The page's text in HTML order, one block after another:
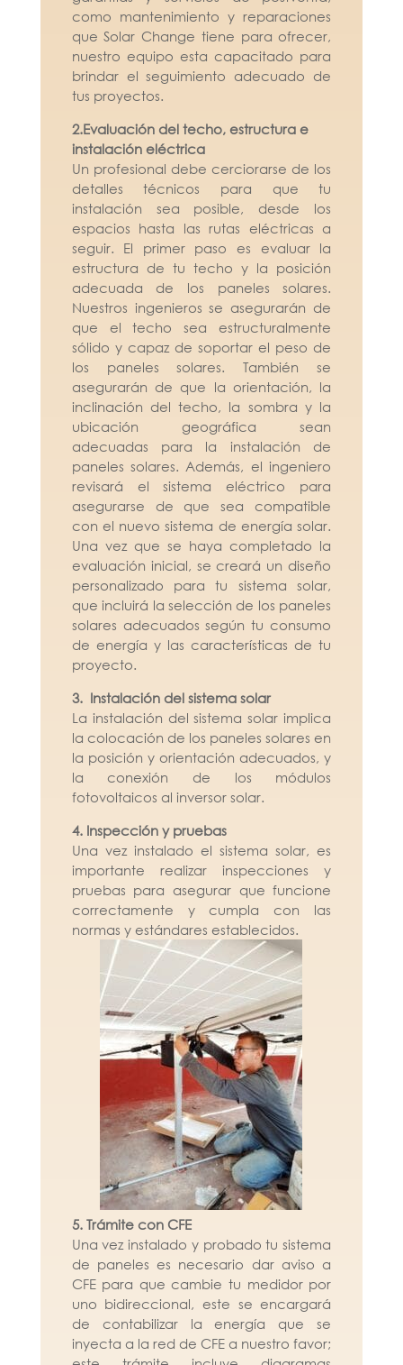
como mantenimiento y reparaciones
que Solar Change tiene para ofrecer,
nuestro equipo esta capacitado para
brindar el seguimiento adecuado de
tus proyectos.
2.Evaluación del techo, estructura e
instalación eléctrica
Un profesional debe cerciorarse de los
detalles técnicos para que tu
instalación sea posible, desde los
espacios hasta las rutas eléctricas a
seguir. El primer paso es evaluar la
estructura de tu techo y la posición
adecuada de los paneles solares.
Nuestros ingenieros se asegurarán de
que el techo sea estructuralmente
sólido y capaz de soportar el peso de
los paneles solares. También se
asegurarán de que la orientación, la
inclinación del techo, la sombra y la
ubicación geográfica sean
adecuadas para la instalación de
paneles solares. Además, el ingeniero
revisará el sistema eléctrico para
asegurarse de que sea compatible
con el nuevo sistema de energía solar.
Una vez que se haya completado la
evaluación inicial, se creará un diseño
personalizado para tu sistema solar,
que incluirá la selección de los paneles
solares adecuados según tu consumo
de energía y las características de tu
proyecto.
3. Instalación del sistema solar
La instalación del sistema solar implica
la colocación de los paneles solares en
la posición y orientación adecuados, y
la conexión de los módulos
fotovoltaicos al inversor solar.
4. Inspección y pruebas
Una vez instalado el sistema solar, es
importante realizar inspecciones y
pruebas para asegurar que funcione
correctamente y cumpla con las
normas y estándares establecidos.
5. Trámite con CFE
Una vez instalado y probado tu sistema
de paneles es necesario dar aviso a
CFE para que cambie tu medidor por
uno bidireccional, este se encargará
de contabilizar la energía que se
inyecta a la red de CFE a nuestro favor;